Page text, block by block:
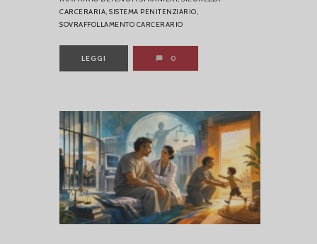
CARCERARIA, SISTEMA PENITENZIARIO,
SOVRAFFOLLAMENTO CARCERARIO
LEGGI 0